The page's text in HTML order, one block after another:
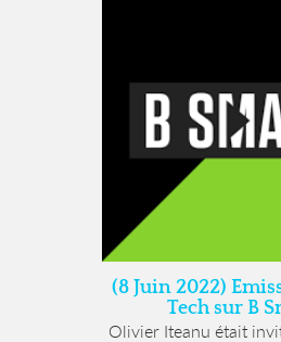
(8 Juin 2022)
Tech sur B
Olivier Iteanu était